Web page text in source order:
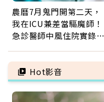
農曆7月鬼門開第二天，
我在ICU兼差當驅魔師！
急診醫師中風住院實錄：
Hot影音